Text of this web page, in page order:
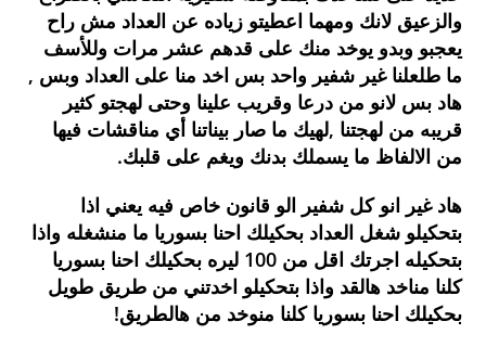
والزعيق لانك ومهما اعطيتو زياده عن العداد مش راح
يعجبو وبدو يوخد منك على قدهم عشر مرات وللأسف
ما طلعلنا غير شفير واحد بس اخد منا على العداد وبس ,
هاد بس لانو من درعا وقريب علينا وحتى لهجتو كثير
قريبه من لهجتنا ,لهيك ما صار بيناتنا أي مناقشات فيها
من الالفاظ ما يسملك بدنك ويغم على قلبك.
هاد غير انو كل شفير الو قانون خاص فيه يعني اذا
بتحكيلو شغل العداد بحكيلك احنا بسوريا ما منشغله واذا
بتحكيله اجرتك اقل من 100 ليره بحكيلك احنا بسوريا
كلنا مناخد هالقد واذا بتحكيلو اخدتني من طريق طويل
بحكيلك احنا بسوريا كلنا منوخد من هالطريق!